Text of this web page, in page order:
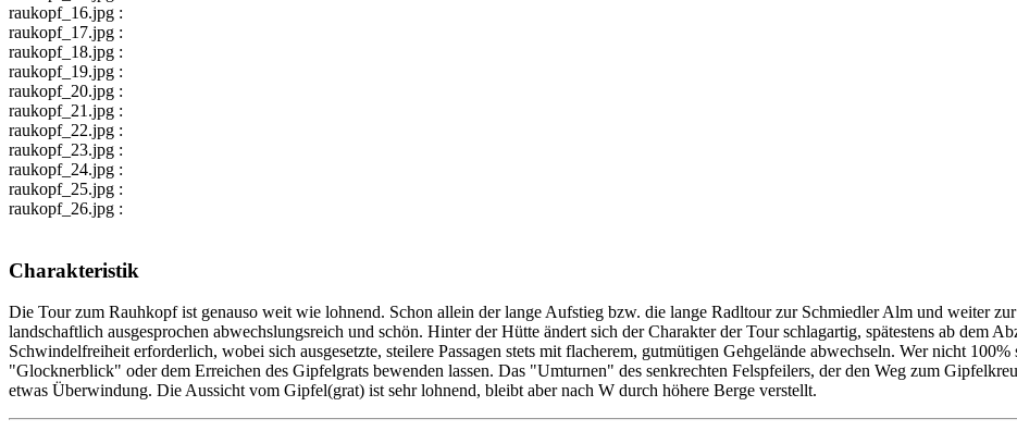
raukopf_16.jpg :
raukopf_17.jpg :
raukopf_18.jpg :
raukopf_19.jpg :
raukopf_20.jpg :
raukopf_21.jpg :
raukopf_22.jpg :
raukopf_23.jpg :
raukopf_24.jpg :
raukopf_25.jpg :
raukopf_26.jpg :
Charakteristik
Die Tour zum Rauhkopf ist genauso weit wie lohnend. Schon allein der lange Aufstieg bzw. die lange Radltour zur Schmiedler Alm und weiter
landschaftlich ausgesprochen abwechslungsreich und schön. Hinter der Hütte ändert sich der Charakter der Tour schlagartig, spätestens ab dem
Schwindelfreiheit erforderlich, wobei sich ausgesetzte, steilere Passagen stets mit flacherem, gutmütigen Gehgelände abwechseln. Wer nicht
"Glocknerblick" oder dem Erreichen des Gipfelgrats bewenden lassen. Das "Umturnen" des senkrechten Felspfeilers, der den Weg zum
etwas Überwindung. Die Aussicht vom Gipfel(grat) ist sehr lohnend, bleibt aber nach W durch höhere Berge verstellt.